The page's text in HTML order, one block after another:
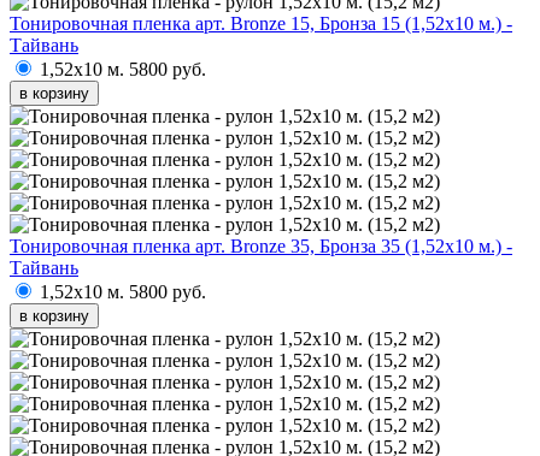
Тонировочная пленка арт. Bronze 15, Бронза 15 (1,52х10 м.) -
Тайвань
1,52х10 м. 5800 руб.
в корзину
Тонировочная пленка арт. Bronze 35, Бронза 35 (1,52х10 м.) -
Тайвань
1,52х10 м. 5800 руб.
в корзину